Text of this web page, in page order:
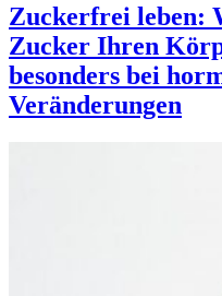
Zuckerfrei leben:
Zucker Ihren
besonders bei
Veränderungen